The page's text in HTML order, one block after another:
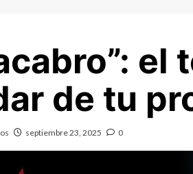
el
de tu
septiembre 23, 2025 0